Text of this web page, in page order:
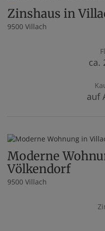
Zinshaus in
9500 Villach
ca.
auf
Moderne
Völkendorf
9500 Villach